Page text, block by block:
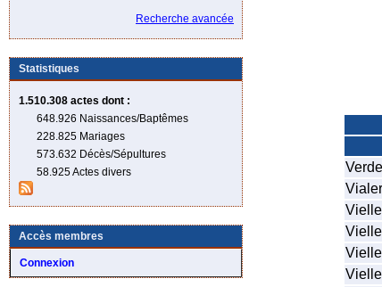
Recherche avancée
Statistiques
1.510.308 actes dont :
648.926 Naissances/Baptêmes
228.825 Mariages
573.632 Décès/Sépultures
58.925 Actes divers
Accès membres
Connexion
Vialer